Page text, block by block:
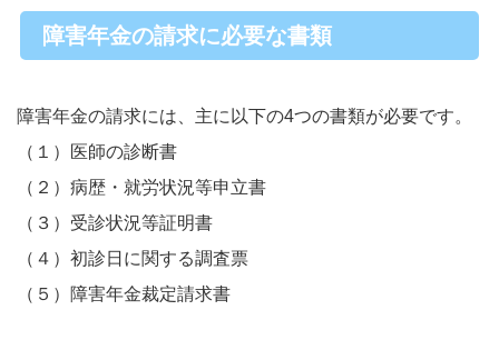
障害年金の請求に必要な書類
障害年金の請求には、主に以下の4つの書類が必要です。
（１）医師の診断書
（２）病歴・就労状況等申立書
（３）受診状況等証明書
（４）初診日に関する調査票
（５）障害年金裁定請求書